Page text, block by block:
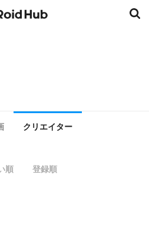
クリエイター
順 登録順